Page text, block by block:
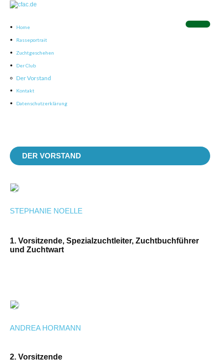
Home
Rasseportrait
Zuchtgeschehen
Der Club
Der Vorstand
Kontakt
Datenschutzerklärung
DER VORSTAND
STEPHANIE NOELLE
1. Vorsitzende, Spezialzuchtleiter, Zuchtbuchführer
und Zuchtwart
ANDREA HORMANN
2. Vorsitzende